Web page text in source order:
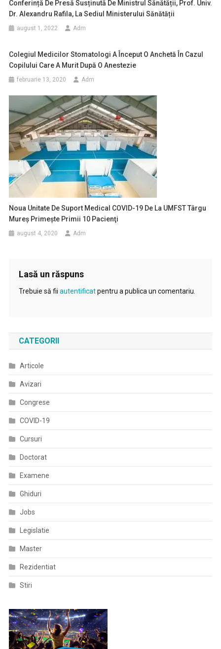
Conferință De Presă Susținută De Ministrul Sănătății, Prof. Univ.
Dr. Alexandru Rafila, La Sediul Ministerului Sănătății
august 1, 2022 Adm
Colegiul Medicilor Stomatologi A Început O Anchetă În Cazul
Copilului Care A Murit După O Anestezie
februarie 13, 2020 Adm
Noua Unitate De Suport Medical COVID-19 De La UMFST Târgu
Mureş Primeşte Primii 10 Pacienţi
august 4, 2020 Adm
Lasă un răspuns
Trebuie să fii autentificatpentru a publica un comentariu.
CATEGORII
Articole
Avizari
Congrese
COVID-19
Cursuri
Doctorat
Examene
Ghiduri
Jobs
Legislatie
Master
Rezidentiat
Stiri